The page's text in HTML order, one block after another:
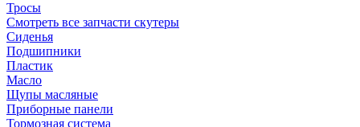
Тросы
Смотреть все запчасти скутеры
Сиденья
Подшипники
Пластик
Масло
Щупы масляные
Приборные панели
Тормозная система